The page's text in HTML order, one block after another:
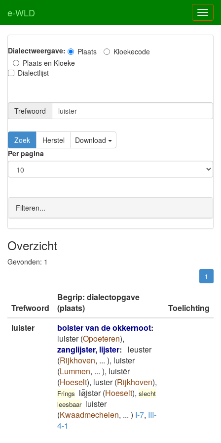
e-WLD
Dialectweergave: Plaats
Kloekecode
Plaats en Kloeke
Dialectlijst
Trefwoord
Download
Per pagina
Filteren...
Overzicht
Gevonden: 1
1
Trefwoord
Begrip: dialectopgave
(plaats)
Toelichting
luister
bolster van de okkernoot:
luister(Opoeteren),
zanglijster, lijster:
leuster
(Rijkhoven, ... ), luister
(Lummen, ... ), luistër
(Hoeselt), luster(Rijkhoven),
Frings lø͂ͅi̯stər(Hoeselt), slecht
leesbaar luister
(Kwaadmechelen, ... ) I-7, III-
4-1